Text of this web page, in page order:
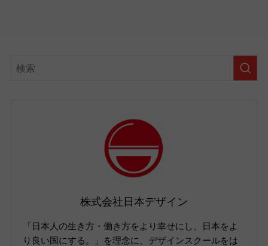
株式会社日本デザイン
「日本人の生き方・働き方をより幸せにし、日本をよ
り良い国にする。」を理念に、デザインスクールをは